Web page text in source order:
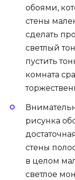
обоями,
стены
сделать
светлый
пустить
комната
рисунка
стены
в целом
светлое